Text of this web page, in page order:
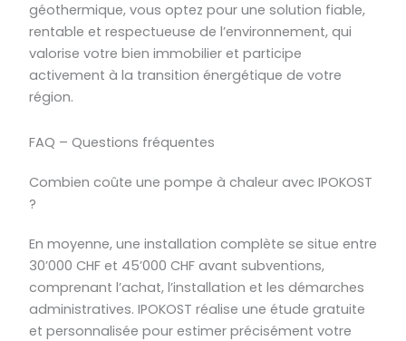
géothermique, vous optez pour une solution fiable,
rentable et respectueuse de l’environnement, qui
valorise votre bien immobilier et participe
activement à la transition énergétique de votre
région.
FAQ – Questions fréquentes
Combien coûte une pompe à chaleur avec IPOKOST
?
En moyenne, une installation complète se situe entre
30’000 CHF et 45’000 CHF avant subventions,
comprenant l’achat, l’installation et les démarches
administratives. IPOKOST réalise une étude gratuite
et personnalisée pour estimer précisément votre